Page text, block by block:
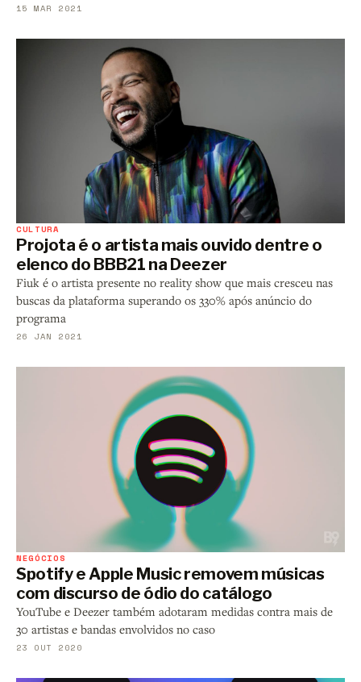
15 MAR 2021
CULTURA
Projota é o artista mais ouvido dentre o
elenco do BBB21 na Deezer
Fiuk é o artista presente no reality show que mais cresceu nas
buscas da plataforma superando os 330% após anúncio do
programa
26 JAN 2021
NEGÓCIOS
Spotify e Apple Music removem músicas
com discurso de ódio do catálogo
YouTube e Deezer também adotaram medidas contra mais de
30 artistas e bandas envolvidos no caso
23 OUT 2020